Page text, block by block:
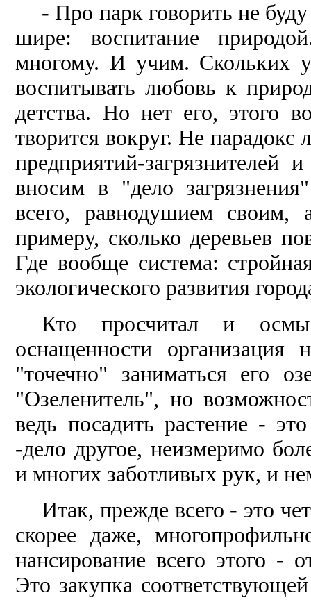
- Про парк говорить не
шире: воспитание
многому. И учим. Скольких
воспитывать любовь к
детства. Но нет его, этого
творится вокруг. Не парадокс
предприятий-
вносим в "дело
всего, равнодушием
примеру, сколько деревьев
Где вообще система:
экологического развития
Кто просчитал и
оснащенности
"точечно" заниматься его
"Озеленитель", но
ведь посадить растение -
-дело другое, неизмеримо
и многих заботливых рук, и
Итак, прежде всего - это
скорее даже,
нансирование всего этого -
Это закупка